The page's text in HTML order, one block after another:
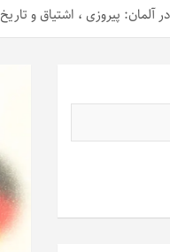
آلمان: پیروزی ، اشتیاق و تاریخ